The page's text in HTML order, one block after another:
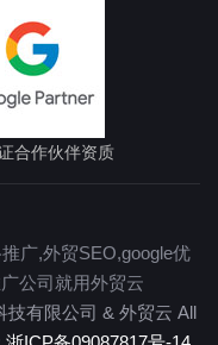
合作伙伴资质
广,外贸SEO,google优
公司就用外贸云
有限公司 & 外贸云 All